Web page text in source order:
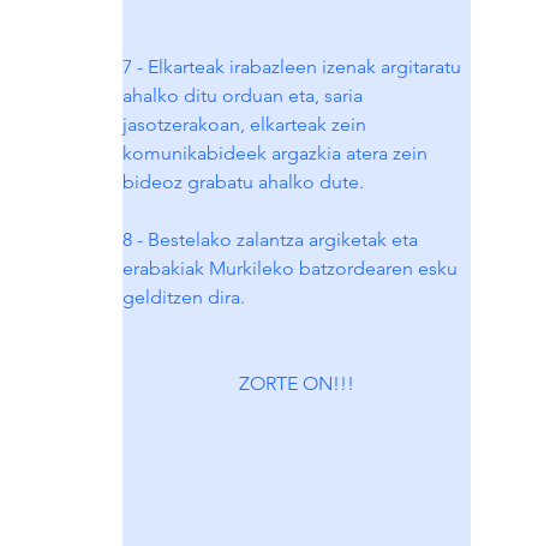
7 - Elkarteak irabazleen izenak argitaratu
ahalko ditu orduan eta, saria
jasotzerakoan, elkarteak zein
komunikabideek argazkia atera zein
bideoz grabatu ahalko dute.
8 - Bestelako zalantza argiketak eta
erabakiak Murkileko batzordearen esku
gelditzen dira.
ZORTE ON!!!